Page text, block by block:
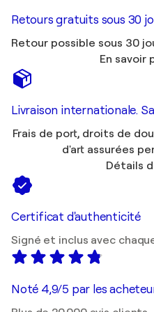
Retours gratuits sous 30
Retour possible sous 30
En savoir
Livraison internationale.
Frais de port, droits de
d'art assurées
Détails
Certificat d'authenticité
Signé et inclus avec
Noté 4,9/5 par les